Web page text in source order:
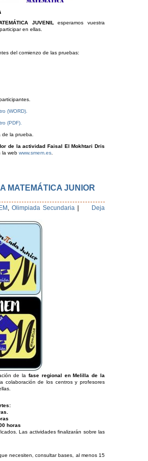
JUVENIL esperamos vuestra
en ellas.
del comienzo de las pruebas:
(WORD).
(PDF).
la prueba.
de la actividad Faisal El Mokhtari Dris
la web www.smem.es
MATEMÁTICA JUNIOR
, Olimpiada Secundaria
Deja
de la fase regional en Melilla de la
colaboración de los centros y profesores
horas
Las actividades finalizarán sobre las
necesiten, consultar bases, al menos 15